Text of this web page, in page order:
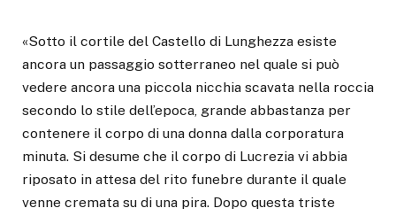
«Sotto il cortile del Castello di Lunghezza esiste
ancora un passaggio sotterraneo nel quale si può
vedere ancora una piccola nicchia scavata nella roccia
secondo lo stile dell’epoca, grande abbastanza per
contenere il corpo di una donna dalla corporatura
minuta. Si desume che il corpo di Lucrezia vi abbia
riposato in attesa del rito funebre durante il quale
venne cremata su di una pira. Dopo questa triste